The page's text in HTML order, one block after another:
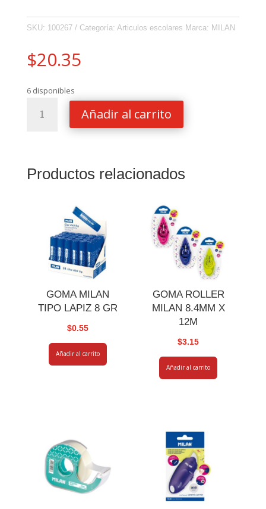
SKU: 100267 Categoría: Articulos escolares Marca: MILAN
$20.35
6 disponibles
CALCULADORA
MILAN
NEGRA
Añadir al carrito
Productos relacionados
GOMA MILAN
TIPO LAPIZ 8 GR
$0.55
Añadir al carrito
GOMA ROLLER
MILAN 8.4MM X
12M
$3.15
Añadir al carrito